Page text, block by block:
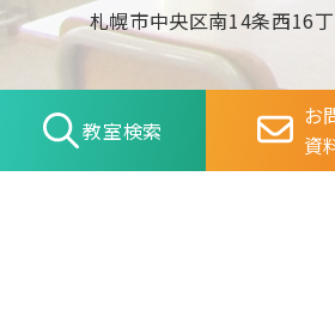
札幌市中央区南14条西16
Copyright(c)NISCO Co., Ltd. All
教室検索
お
資